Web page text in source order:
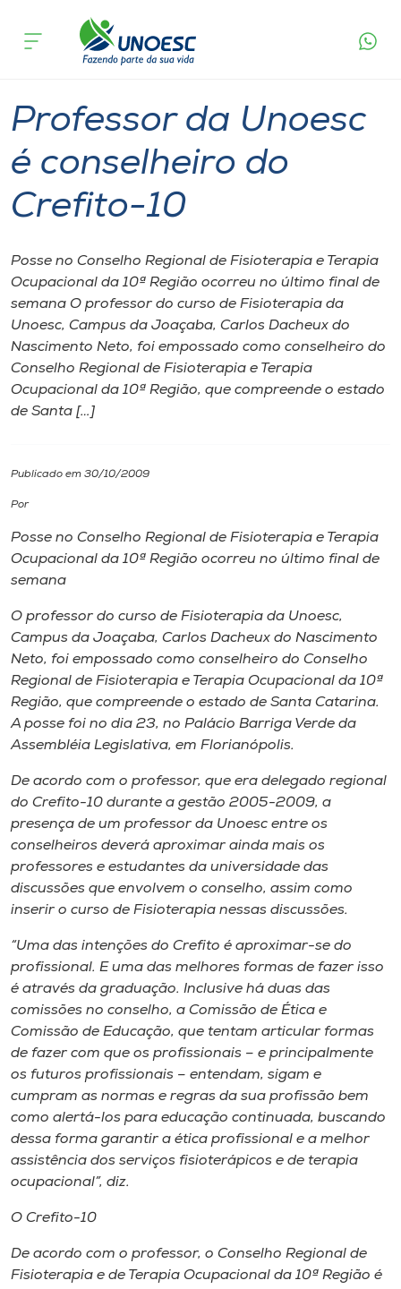
Cursos
Pesquisa
Atendimento ao Estudante
Portal de Ensino
A
Unoesc
Internacionalização
Cultura
Biblioteca
Editora
Museu
Unoesc
Store
Selecione
o idioma
acontece
Professor da Unoesc
é conselheiro do
Crefito-10
Posse no Conselho Regional de Fisioterapia e Terapia
Ocupacional da 10ª Região ocorreu no último final de
semana O professor do curso de Fisioterapia da
Unoesc, Campus da Joaçaba, Carlos Dacheux do
Nascimento Neto, foi empossado como conselheiro do
Conselho Regional de Fisioterapia e Terapia
Ocupacional da 10ª Região, que compreende o estado
de Santa […]
Publicado em 30/10/2009
Por
Posse no Conselho Regional de Fisioterapia e Terapia
Ocupacional da 10ª Região ocorreu no último final de
semana
O professor do curso de Fisioterapia da Unoesc,
Campus da Joaçaba, Carlos Dacheux do Nascimento
Neto, foi empossado como conselheiro do Conselho
Regional de Fisioterapia e Terapia Ocupacional da 10ª
Região, que compreende o estado de Santa Catarina.
A posse foi no dia 23, no Palácio Barriga Verde da
Assembléia Legislativa, em Florianópolis.
De acordo com o professor, que era delegado regional
do Crefito-10 durante a gestão 2005-2009, a
presença de um professor da Unoesc entre os
conselheiros deverá aproximar ainda mais os
professores e estudantes da universidade das
discussões que envolvem o conselho, assim como
inserir o curso de Fisioterapia nessas discussões.
“Uma das intenções do Crefito é aproximar-se do
profissional. E uma das melhores formas de fazer isso
é através da graduação. Inclusive há duas das
comissões no conselho, a Comissão de Ética e
Comissão de Educação, que tentam articular formas
de fazer com que os profissionais – e principalmente
os futuros profissionais – entendam, sigam e
cumpram as normas e regras da sua profissão bem
como alertá-los para educação continuada, buscando
dessa forma garantir a ética profissional e a melhor
assistência dos serviços fisioterápicos e de terapia
ocupacional”, diz.
O Crefito-10
De acordo com o professor, o Conselho Regional de
Fisioterapia e de Terapia Ocupacional da 10ª Região é